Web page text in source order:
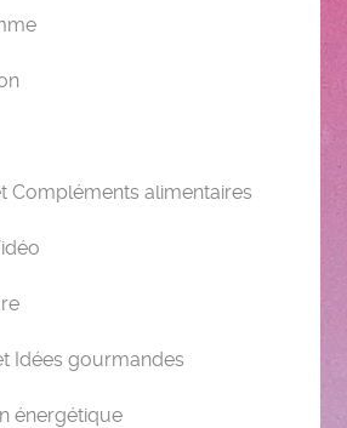
Compléments alimentaires
Idées gourmandes
énergétique